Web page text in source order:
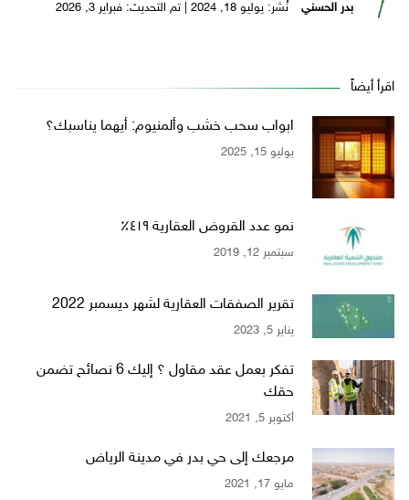
بدر الحسني نُشر: يوليو 18, 2024 | تم التحديث: فبراير 3, 2026
اقرأ أيضاً
ابواب سحب خشب وألمنيوم: أيهما يناسبك؟
يوليو 15, 2025
نمو عدد القروض العقارية ٤١٩٪؜
سبتمبر 12, 2019
تقرير الصفقات العقارية لشهر ديسمبر 2022
يناير 5, 2023
تفكر بعمل عقد مقاول ؟ إليك 6 نصائح تضمن
حقك
أكتوبر 5, 2021
مرجعك إلى حي بدر في مدينة الرياض
مايو 17, 2021